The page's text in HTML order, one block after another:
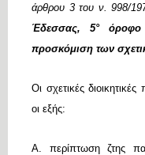
άρθρου 3 του ν. 998/
Έδεσσας, 5° όροφο
προσκόμιση των
Οι σχετικές
οι εξής:
Α. περίπτωση ζτης